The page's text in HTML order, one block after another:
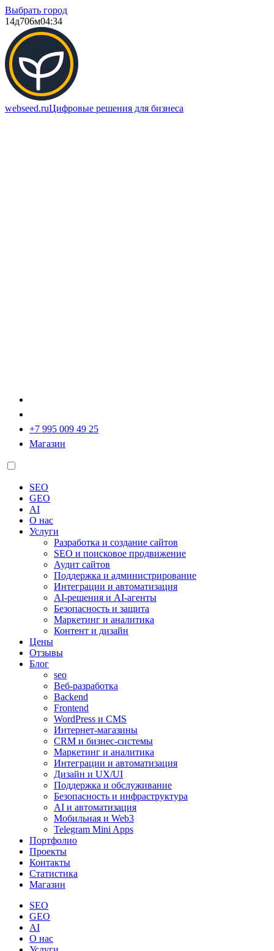
Выбрать город
14д706м04:34
webseed.ruЦифровые решения для бизнеса
+7 995 009 49 25
Магазин
SEO
GEO
AI
О нас
Услуги
Разработка и создание сайтов
SEO и поисковое продвижение
Аудит сайтов
Поддержка и администрирование
Интеграции и автоматизация
AI-решения и AI-агенты
Безопасность и защита
Маркетинг и аналитика
Контент и дизайн
Цены
Отзывы
Блог
seo
Веб-разработка
Backend
Frontend
WordPress и CMS
Интернет-магазины
CRM и бизнес-системы
Маркетинг и аналитика
Интеграции и автоматизация
Дизайн и UX/UI
Поддержка и обслуживание
Безопасность и инфраструктура
AI и автоматизация
Мобильная и Web3
Telegram Mini Apps
Портфолио
Проекты
Контакты
Статистика
Магазин
SEO
GEO
AI
О нас